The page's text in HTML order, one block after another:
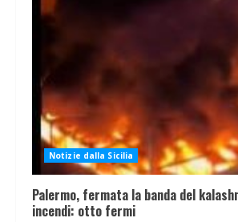
Notizie dalla Sicilia
Palermo, fermata la banda del
incendi: otto fermi